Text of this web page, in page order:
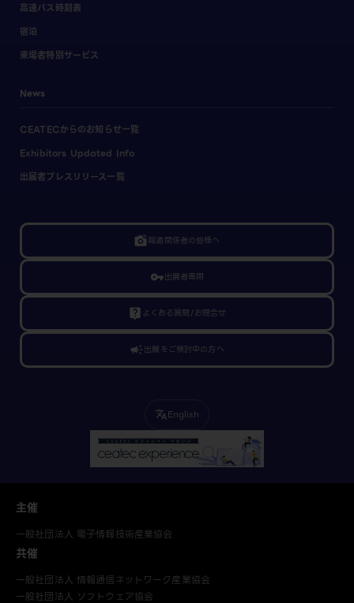
高速バス時刻表
宿泊
来場者特別サービス
News
CEATECからのお知らせ一覧
Exhibitors Updated Info
出展者プレスリリース一覧
linked_camera報道関係者の皆様へ
vpn_key出展者専用
live_help よくある質問/お問合せ
campaign出展をご検討中の方へ
translateEnglish
主催
一般社団法人 電子情報技術産業協会
共催
一般社団法人 情報通信ネットワーク産業協会
一般社団法人 ソフトウェア協会